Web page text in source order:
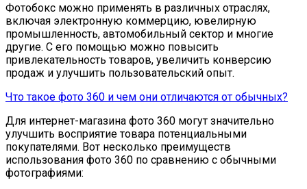
Фотобокс можно применять в различных отраслях,
включая электронную коммерцию, ювелирную
промышленность, автомобильный сектор и многие
другие. С его помощью можно повысить
привлекательность товаров, увеличить конверсию
продаж и улучшить пользовательский опыт.
Что такое фото 360 и чем они отличаются от обычных?
Для интернет-магазина фото 360 могут значительно
улучшить восприятие товара потенциальными
покупателями. Вот несколько преимуществ
использования фото 360 по сравнению с обычными
фотографиями: